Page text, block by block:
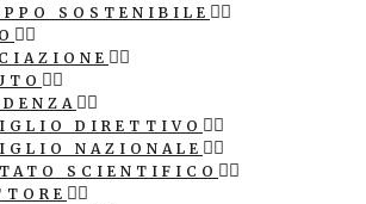
SOSTENIBILE
DIRETTIVO
NAZIONALE
SCIENTIFICO